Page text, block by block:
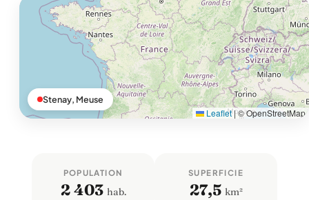
Leaflet |© OpenStreetMap
Stenay, Meuse
POPULATION
2 403 hab.
SUPERFICIE
27,5 km²